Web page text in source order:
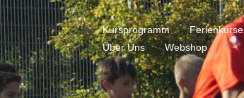
Kursprogramm Ferienkurse
Über Uns
Webshop